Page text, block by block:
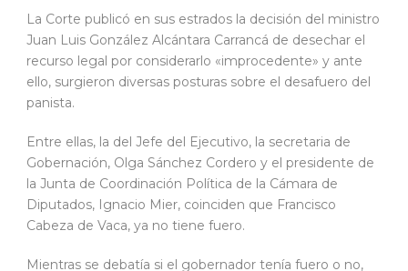
La Corte publicó en sus estrados la decisión del ministro
Juan Luis González Alcántara Carrancá de desechar el
recurso legal por considerarlo «improcedente» y ante
ello, surgieron diversas posturas sobre el desafuero del
panista.
Entre ellas, la del Jefe del Ejecutivo, la secretaria de
Gobernación, Olga Sánchez Cordero y el presidente de
la Junta de Coordinación Política de la Cámara de
Diputados, Ignacio Mier, coinciden que Francisco
Cabeza de Vaca, ya no tiene fuero.
Mientras se debatía si el gobernador tenía fuero o no,